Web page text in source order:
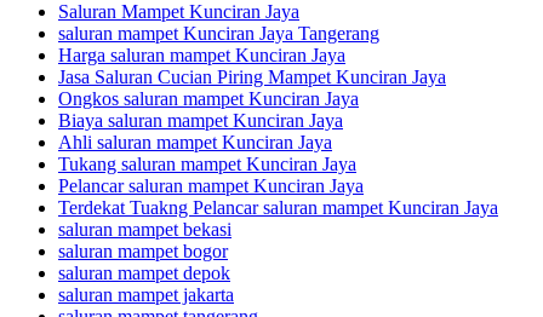
Saluran Mampet Kunciran Jaya
saluran mampet Kunciran Jaya Tangerang
Harga saluran mampet Kunciran Jaya
Jasa Saluran Cucian Piring Mampet Kunciran Jaya
Ongkos saluran mampet Kunciran Jaya
Biaya saluran mampet Kunciran Jaya
Ahli saluran mampet Kunciran Jaya
Tukang saluran mampet Kunciran Jaya
Pelancar saluran mampet Kunciran Jaya
Terdekat Tuakng Pelancar saluran mampet Kunciran Jaya
saluran mampet bekasi
saluran mampet bogor
saluran mampet depok
saluran mampet jakarta